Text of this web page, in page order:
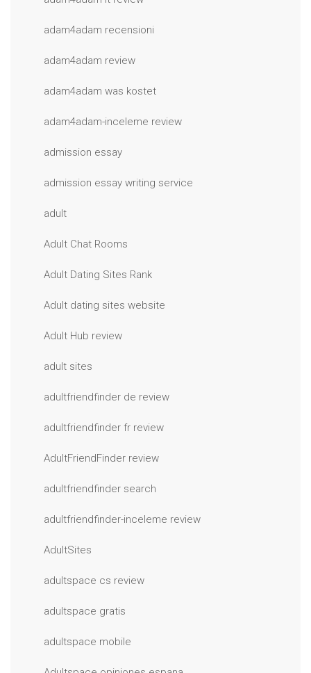
adam4adam recensioni
adam4adam review
adam4adam was kostet
adam4adam-inceleme review
admission essay
admission essay writing service
adult
Adult Chat Rooms
Adult Dating Sites Rank
Adult dating sites website
Adult Hub review
adult sites
adultfriendfinder de review
adultfriendfinder fr review
AdultFriendFinder review
adultfriendfinder search
adultfriendfinder-inceleme review
AdultSites
adultspace cs review
adultspace gratis
adultspace mobile